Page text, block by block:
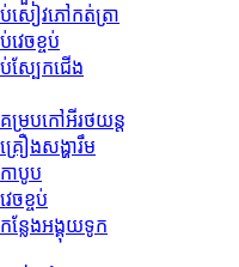
សៀវភៅកត់ត្រា
េចខ្ចប់
ស្បែកជើង
ម្របកៅអីរថយន្ត
ឿងសង្ហារឹម
ាបូប
ចខ្ចប់
លែងអង្គុយទូក